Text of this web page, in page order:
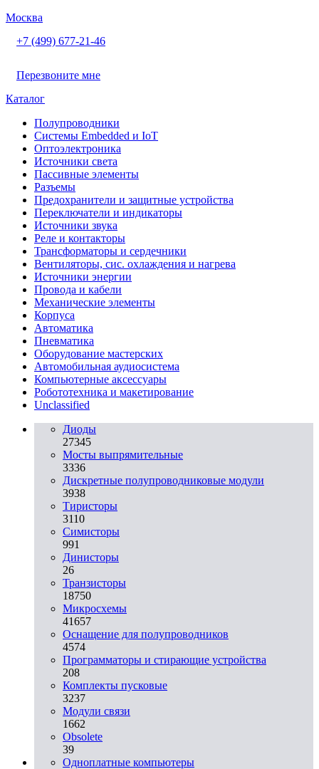
Москва
+7 (499) 677-21-46
Перезвоните мне
Каталог
Полупроводники
Системы Embedded и IoT
Oптоэлектроника
Источники света
Пассивные элементы
Разъeмы
Предохранители и защитные устройства
Переключатели и индикаторы
Источники звука
Реле и контакторы
Трансформаторы и сердечники
Вентиляторы, сис. охлаждения и нагрева
Источники энергии
Провода и кабели
Механические элементы
Корпуса
Автоматика
Пневматика
Оборудование мастерских
Автомобильная аудиосистема
Компьютерные аксессуары
Робототехника и макетирование
Unclassified
Диоды
27345
Мосты выпрямительные
3336
Дискретные полупроводниковые модули
3938
Тиристоры
3110
Симисторы
991
Динисторы
26
Транзисторы
18750
Микросхемы
41657
Оснащение для полупроводников
4574
Программаторы и стирающие устройства
208
Комплекты пусковые
3237
Модули связи
1662
Obsolete
39
Одноплатные компьютеры